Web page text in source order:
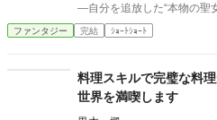
―自分を追放した“本物の聖女”
願い、わたくしの身体を取り戻して！」 聖
セレスティアの肉体は謎の
など知るものかと思ってい
と調べるうち、歴代聖女を
追放に隠された恐ろしい真相へ辿り着く。
ファンタジー 完結 ｼｮｰﾄｼｮｰﾄ
料理スキルで完璧な料
世界を満喫します